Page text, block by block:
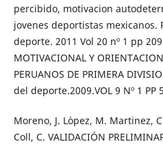
percibido, motivacion
jovenes deportistas mexicanos.
deporte. 2011 Vol 20 nº 1 pp
MOTIVACIONAL Y
PERUANOS DE PRIMERA
del deporte.2009.VOL 9 Nº 1 PP
Moreno, J. Lòpez, M. Martinez,
Coll, C. VALIDACIÓN